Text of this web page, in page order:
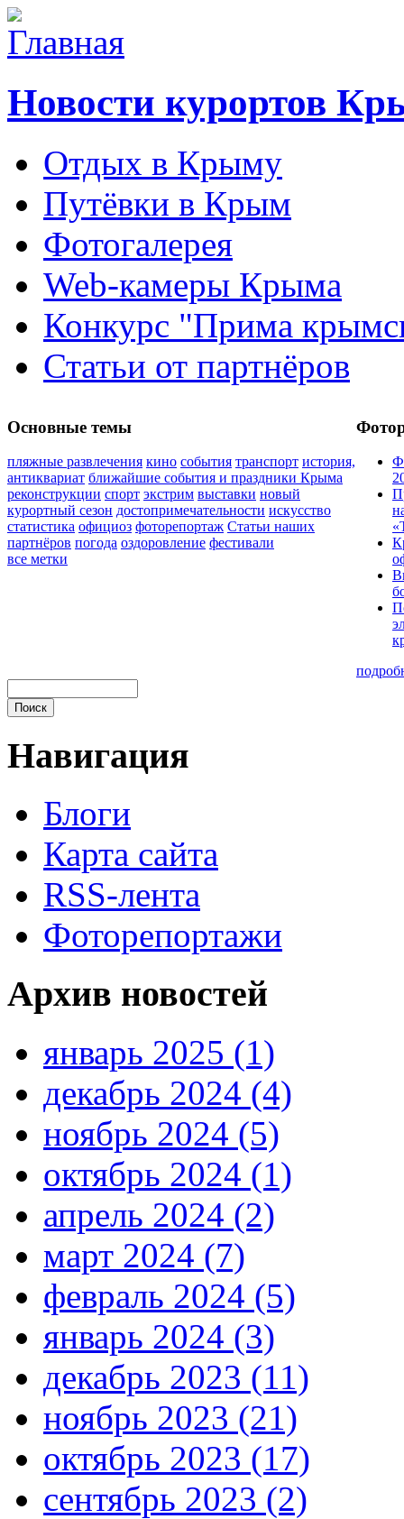
Новости курортов
Отдых в Крыму
Путёвки в Крым
Фотогалерея
Web-камеры Крыма
Конкурс "Прима
Статьи от партнёров
Основные темы
пляжные развлечения кино события транспорт история,
антиквариат ближайшие события и праздники Крыма
реконструкции спорт экстрим выставки новый
курортный сезон достопримечательности искусство
статистика официоз фоторепортаж Статьи наших
партнёров погода оздоровление фестивали
все метки
Навигация
Блоги
Карта сайта
RSS-лента
Фоторепортажи
Архив новостей
январь 2025 (1)
декабрь 2024 (4)
ноябрь 2024 (5)
октябрь 2024 (1)
апрель 2024 (2)
март 2024 (7)
февраль 2024 (5)
январь 2024 (3)
декабрь 2023 (11)
ноябрь 2023 (21)
октябрь 2023 (17)
сентябрь 2023 (2)